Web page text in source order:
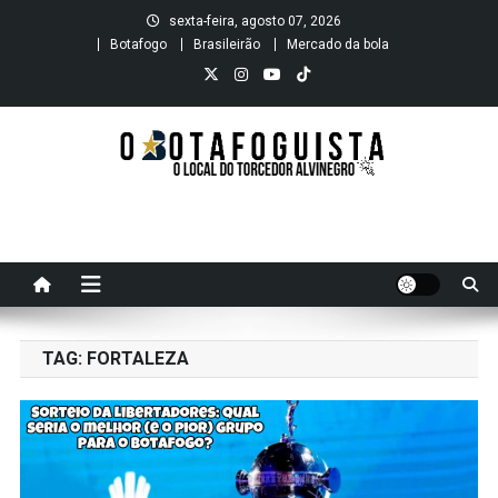
sexta-feira, agosto 07, 2026
Botafogo
Brasileirão Mercado da bola
TAG: FORTALEZA